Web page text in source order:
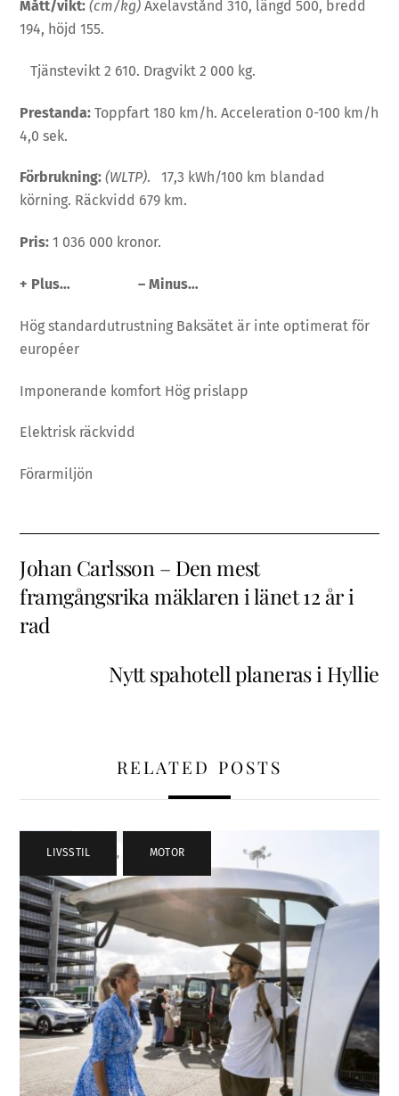
Mått/vikt: (cm/kg)Axelavstånd 310, längd 500, bredd
194, höjd 155.
Tjänstevikt 2 610. Dragvikt 2 000 kg.
Prestanda: Toppfart 180 km/h. Acceleration 0-100 km/h
4,0 sek.
Förbrukning: (WLTP). 17,3 kWh/100 km blandad
körning. Räckvidd 679 km.
Pris: 1 036 000 kronor.
+ Plus… –Minus…
Hög standardutrustning Baksätet är inte optimerat för
européer
Imponerande komfort Hög prislapp
Elektrisk räckvidd
Förarmiljön
Johan Carlsson – Den mest
framgångsrika mäklaren i länet 12 år i
rad
Nytt spahotell planeras i Hyllie
RELATED POSTS
LIVSSTIL , MOTOR